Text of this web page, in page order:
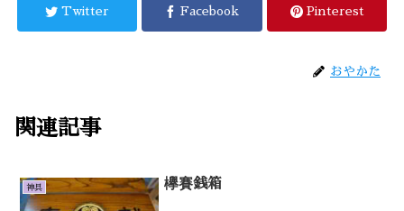
Twitter Facebook Pinterest
おやかた
関連記事
神具 欅賽銭箱